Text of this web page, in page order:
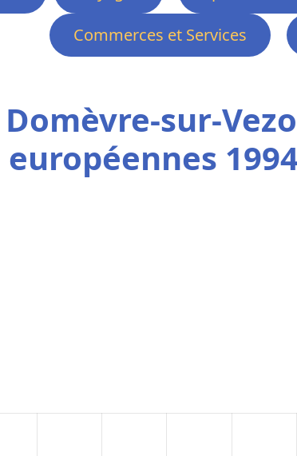
Commerces et Services
Domèvre-sur-